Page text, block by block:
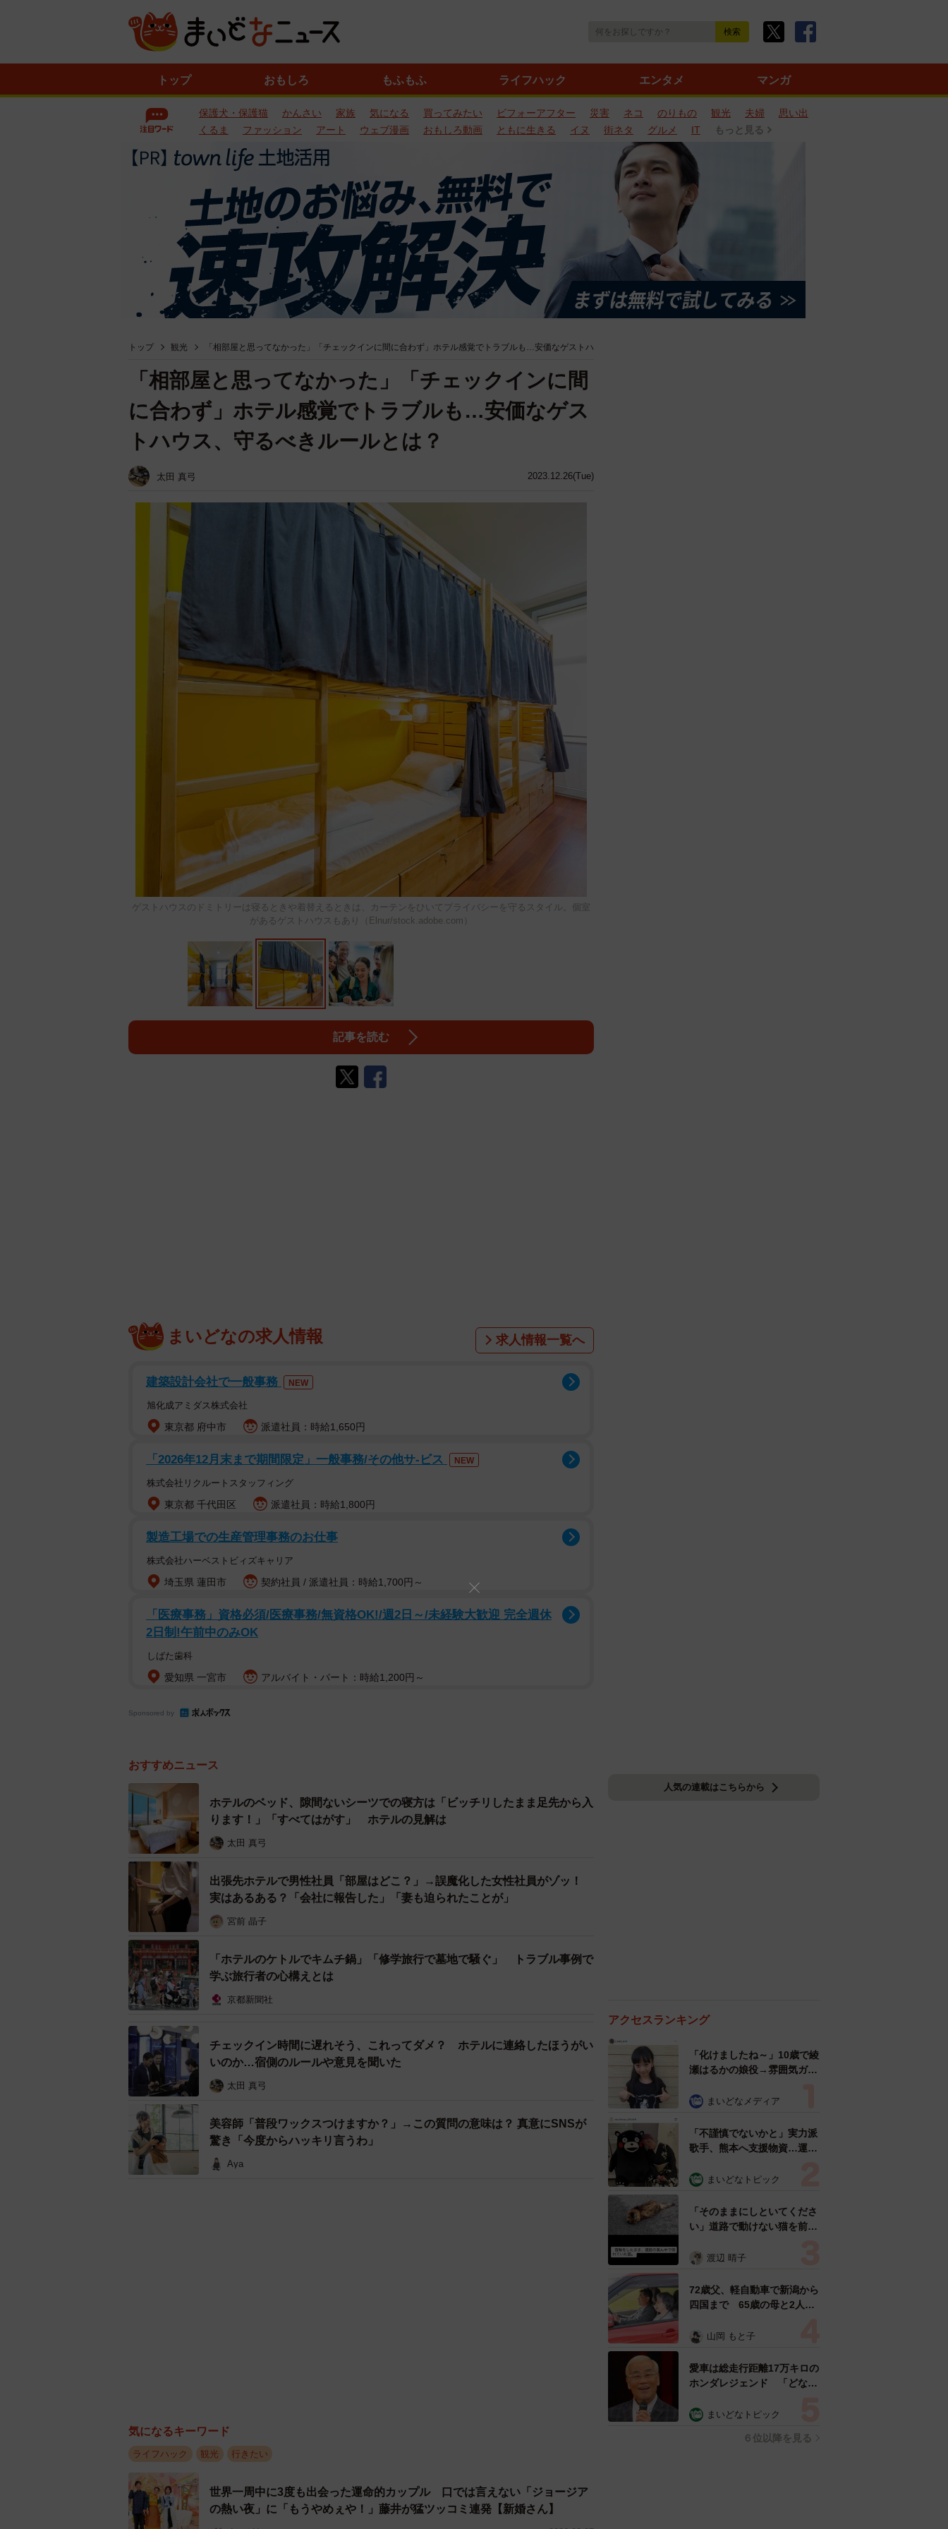
トップ おもしろ もふもふ ライフハック エンタメ マンガ
保護犬・保護猫 かんさい 家族 気になる 買ってみたい ビフォーアフター 災害 ネコ のりもの 観光 夫婦
思い出
くるま
ファッション アート ウェブ漫画 おもしろ動画 ともに生きる イヌ 街ネタ グルメ IT もっと見る
トップ 観光 「相部屋と思ってなかった」「チェックインに間に合わず」ホテル感覚でトラブルも…安価なゲストハ
2023.12.26(Tue)
「相部屋と思ってなかった」「チェックインに間
に合わず」ホテル感覚でトラブルも…安価なゲス
トハウス、守るべきルールとは？
太田 真弓
ゲストハウスのドミトリーは寝るときや着替えるときは、カーテンをひいてプライバシーを守るスタイル。個室
があるゲストハウスもあり（Elnur/stock.adobe.com）
記事を読む
まいどなの求人情報 求人情報一覧へ
建築設計会社で一般事務 NEW
旭化成アミダス株式会社
東京都 府中市 派遣社員：時給1,650円
「2026年12月末まで期間限定」一般事務/その他サ-ビス NEW
株式会社リクルートスタッフィング
東京都 千代田区 派遣社員：時給1,800円
製造工場での生産管理事務のお仕事
株式会社ハーベストビィズキャリア
埼玉県 蓮田市 契約社員 / 派遣社員：時給1,700円～
「医療事務」資格必須/医療事務/無資格OK!/週2日～/未経験大歓迎 完全週休
2日制!午前中のみOK
しばた歯科
愛知県 一宮市 アルバイト・パート：時給1,200円～
Sponsored by
おすすめニュース
ホテルのベッド、隙間ないシーツでの寝方は「ビッチリしたまま足先から入
ります！」「すべてはがす」 ホテルの見解は
太田 真弓
出張先ホテルで男性社員「部屋はどこ？」→誤魔化した女性社員がゾッ！
実はあるある？「会社に報告した」「妻も迫られたことが」
宮前 晶子
「ホテルのケトルでキムチ鍋」「修学旅行で墓地で騒ぐ」 トラブル事例で
学ぶ旅行者の心構えとは
京都新聞社
チェックイン時間に遅れそう、これってダメ？ ホテルに連絡したほうがい
いのか…宿側のルールや意見を聞いた
太田 真弓
美容師「普段ワックスつけますか？」→この質問の意味は？ 真意にSNSが
驚き「今度からハッキリ言うわ」
Aya
気になるキーワード
ライフハック 観光 行きたい
世界一周中に3度も出会った運命的カップル 口では言えない「ジョージア
の熱い夜」に「もうやめぇや！」藤井が猛ツッコミ連発【新婚さん】
人気の連載はこちらから
アクセスランキング
「化けましたね～」10歳で綾
瀬はるかの娘役→雰囲気ガラ
雰囲気が」「宝塚に入れそ
まいどなメディア
「不謹慎でないかと」実力派
歌手、熊本へ支援物資…運搬
めらい 「痛いほど伝わる」
まいどなトピック
「そのままにしといてくださ
い」道路で動けない猫を前に
ようとした4日間 「命の重
表の訴え
渡辺 晴子
72歳父、軽自動車で新潟から
四国まで 65歳の母と2人で
憩まで分刻み… 「大学生で
山岡 もと子
愛車は総走行距離17万キロの
ホンダレジェンド 「どなた
所漫才師が譲渡の意向
まいどなトピック
６位以降を見る